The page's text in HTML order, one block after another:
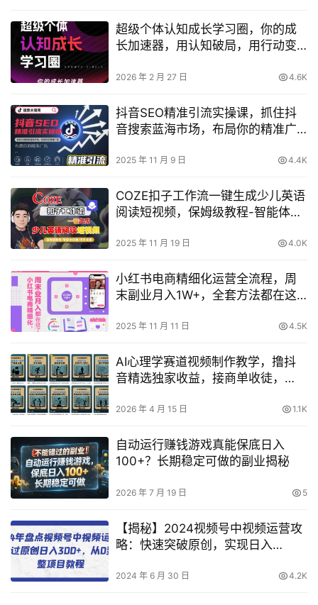
超级个体认知成长学习圈，你的成
长加速器，用认知破局，用行动变
2026 年 2 月 27 日 4.6K
抖音SEO精准引流实操课，抓住抖
音搜索蓝海市场，布局你的精准广
2025 年 11 月 9 日 4.4K
COZE扣子工作流一键生成少儿英语
阅读短视频，保姆级教程-智能体搭
2025 年 11 月 19 日 4.0K
小红书电商精细化运营全流程，周
末副业月入1W+，全套方法都在这
2025 年 11 月 11 日 4.5K
AI心理学赛道视频制作教学，撸抖
音精选独家收益，接商单收徒，
程
2026 年 4 月 15 日 1.1K
自动运行赚钱游戏真能保底日入
100+？长期稳定可做的副业揭秘
2026 年 7 月 19 日 5
【揭秘】2024视频号中视频运营攻
略：快速突破原创，实现日入
2024 年 6 月 30 日 4.2K